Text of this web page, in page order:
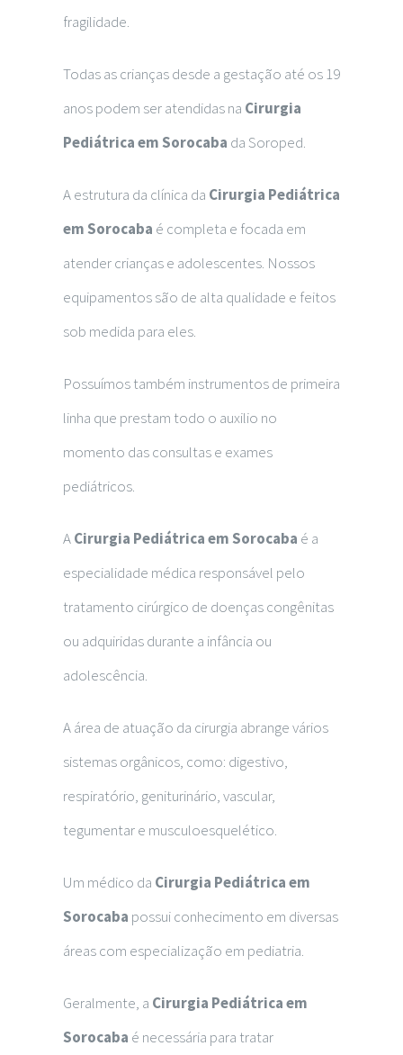
fragilidade.
Todas as crianças desde a gestação até os 19
anos podem ser atendidas na Cirurgia
Pediátrica em Sorocaba da Soroped.
A estrutura da clínica da Cirurgia Pediátrica
em Sorocaba é completa e focada em
atender crianças e adolescentes. Nossos
equipamentos são de alta qualidade e feitos
sob medida para eles.
Possuímos também instrumentos de primeira
linha que prestam todo o auxilio no
momento das consultas e exames
pediátricos.
ACirurgia Pediátrica em Sorocaba é a
especialidade médica responsável pelo
tratamento cirúrgico de doenças congênitas
ou adquiridas durante a infância ou
adolescência.
A área de atuação da cirurgia abrange vários
sistemas orgânicos, como: digestivo,
respiratório, geniturinário, vascular,
tegumentar e musculoesquelético.
Um médico da Cirurgia Pediátrica em
Sorocaba possui conhecimento em diversas
áreas com especialização em pediatria.
Geralmente, a Cirurgia Pediátrica em
Sorocaba é necessária para tratar